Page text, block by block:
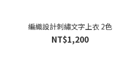
編織設計刺繡文字上衣 2色
NT$1,200